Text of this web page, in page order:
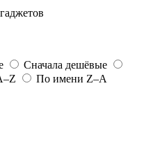
Сначала дешёвые
По имени Z–A